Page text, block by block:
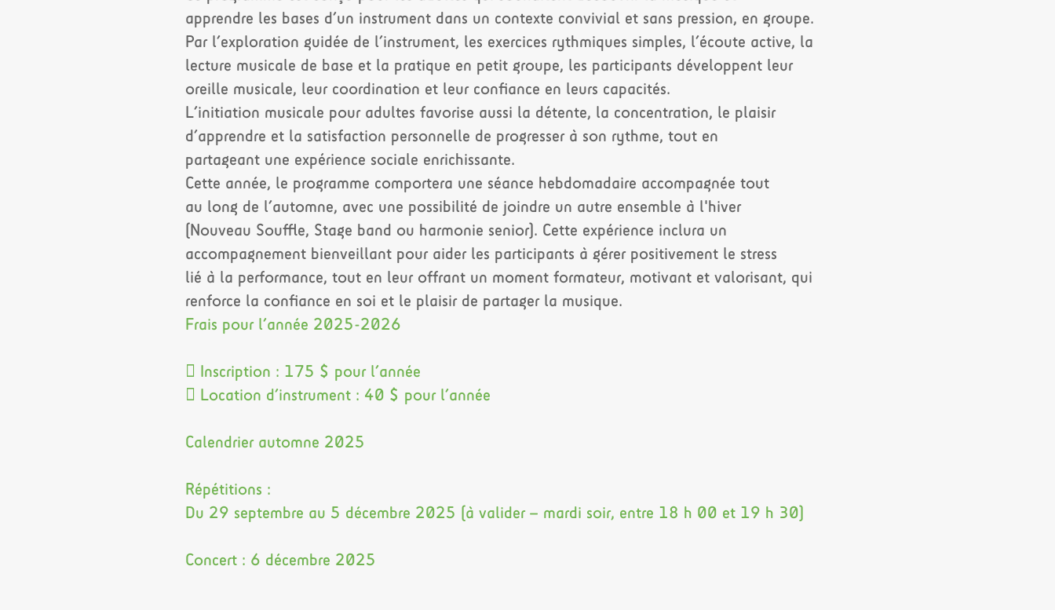
apprendre les bases d’un instrument dans un contexte convivial et sans pression, en groupe.
Par l’exploration guidée de l’instrument, les exercices rythmiques simples, l’écoute active, la
lecture musicale de base et la pratique en petit groupe, les participants développent leur
oreille musicale, leur coordination et leur confiance en leurs capacités.
L’initiation musicale pour adultes favorise aussi la détente, la concentration, le plaisir
d’apprendre et la satisfaction personnelle de progresser à son rythme, tout en
partageant une expérience sociale enrichissante.
Cette année, le programme comportera une séance hebdomadaire accompagnée tout
au long de l’automne, avec une possibilité de joindre un autre ensemble à l'hiver
(Nouveau Souffle, Stage band ou harmonie senior). Cette expérience inclura un
accompagnement bienveillant pour aider les participants à gérer positivement le stress
lié à la performance, tout en leur offrant un moment formateur, motivant et valorisant, qui
renforce la confiance en soi et le plaisir de partager la musique.
Frais pour l’année 2025-2026
 Inscription : 175 $ pour l’année
 Location d’instrument : 40 $ pour l’année
Calendrier automne 2025
Répétitions :
Du 29 septembre au 5 décembre 2025 (à valider – mardi soir, entre 18 h 00 et 19 h 30)
Concert : 6 décembre 2025